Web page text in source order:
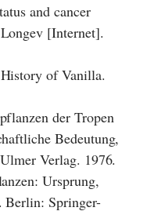
and cancer
[Internet].
of Vanilla.
der Tropen
Bedeutung,
Verlag. 1976.
Ursprung,
Berlin: Springer-